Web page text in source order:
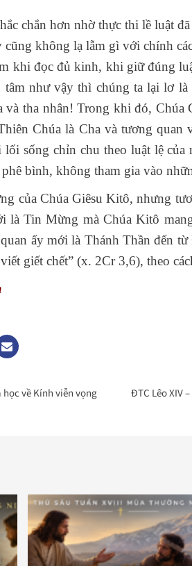
chắn hơn nhờ thực thi lề luật
không lạ lẫm gì với chính
khi đọc đủ kinh, khi giữ đúng
như vậy thì chúng ta lại lơ
tha nhân! Trong khi đó, Chúa
Chúa là Cha và tương
sống chỉn chu theo luật lệ của
bình, không tham gia vào
của Chúa Giêsu Kitô, nhưng
là Tin Mừng mà Chúa Kitô
ấy mới là Thánh Thần đến
giết chết” (x. 2Cr 3,6), theo
về Kính viễn vọng
ĐTC Lêo XIV